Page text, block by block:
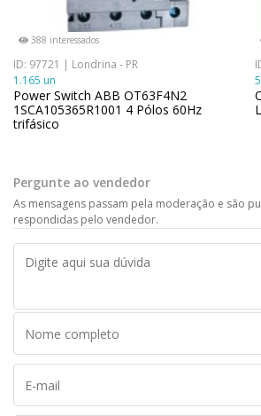
388 interessados
ID: 97721 | Londrina - PR
1.165 un
Power Switch ABB OT63F4N2
1SCA105365R1001 4 Pólos 60Hz
trifásico
Pergunte ao vendedor
As mensagens passam pela moderação e são
respondidas pelo vendedor.